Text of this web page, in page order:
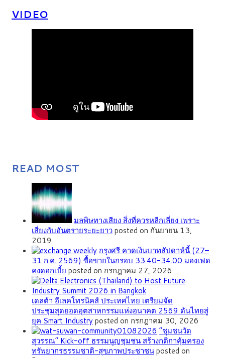
VIDEO
READ MOST
มลพิษทางเสียง สิ่งที่ควรหลีกเลี่ยง เพราะ
เสี่ยงกับอันตรายระยะยาวposted on กันยายน 13,
2019
กรุงศรี คาดเงินบาทสัปดาห์นี้ (27–
31 ก.ค. 2569) ซื้อขายในกรอบ 33.40-34.00 มองเฟด
คงดอกเบี้ย posted on กรกฎาคม 27, 2026
เดลต้า อีเลคโทรนิคส์ ประเทศไทย เตรียมจัด
ประชุมสุดยอดอุตสาหกรรมแห่งอนาคต 2569 ดันไทยสู่
ยุค Smart Industryposted on กรกฎาคม 30, 2026
”ชุมชนวัด
สุวรรณ” Kick-off ธรรมนูญชุมชน สร้างกติกาคุ้มครอง
ทรัพยากรธรรมชาติ-สุขภาพประชาชนposted on